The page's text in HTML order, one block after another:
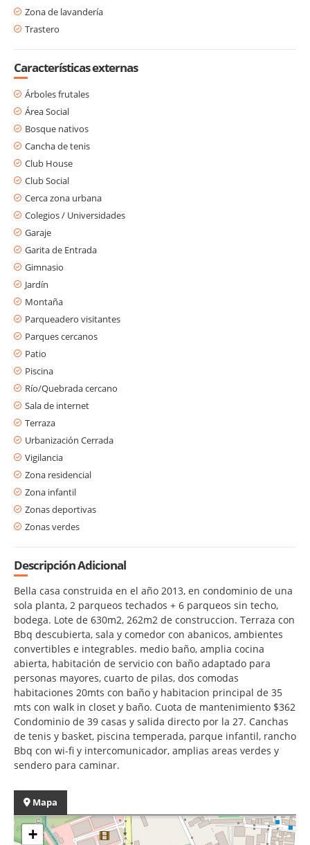
Zona de lavandería
Trastero
Características externas
Árboles frutales
Área Social
Bosque nativos
Cancha de tenis
Club House
Club Social
Cerca zona urbana
Colegios / Universidades
Garaje
Garita de Entrada
Gimnasio
Jardín
Montaña
Parqueadero visitantes
Parques cercanos
Patio
Piscina
Río/Quebrada cercano
Sala de internet
Terraza
Urbanización Cerrada
Vigilancia
Zona residencial
Zona infantil
Zonas deportivas
Zonas verdes
Descripción Adicional
Bella casa construida en el año 2013, en condominio de una
sola planta, 2 parqueos techados + 6 parqueos sin techo,
bodega. Lote de 630m2, 262m2 de construccion. Terraza con
Bbq descubierta, sala y comedor con abanicos, ambientes
convertibles e integrables. medio baño, amplia cocina
abierta, habitación de servicio con baño adaptado para
personas mayores, cuarto de pilas, dos comodas
habitaciones 20mts con baño y habitacion principal de 35
mts con walk in closet y baño. Cuota de mantenimiento $362
Condominio de 39 casas y salida directo por la 27. Canchas
de tenis y basket, piscina temperada, parque infantil, rancho
Bbq con wi-fi y intercomunicador, amplias areas verdes y
sendero para caminar.
Mapa
+